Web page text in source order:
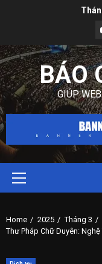
BÁO
GIÚP
Primary
Menu
Home 2025 Tháng 3
Thư Pháp Chữ Duyên: